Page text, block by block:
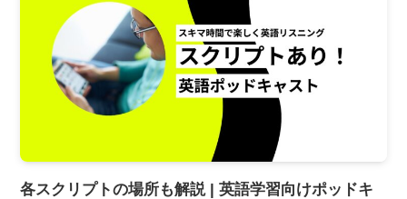
各スクリプトの場所も解説 | 英語学習向けポッドキ